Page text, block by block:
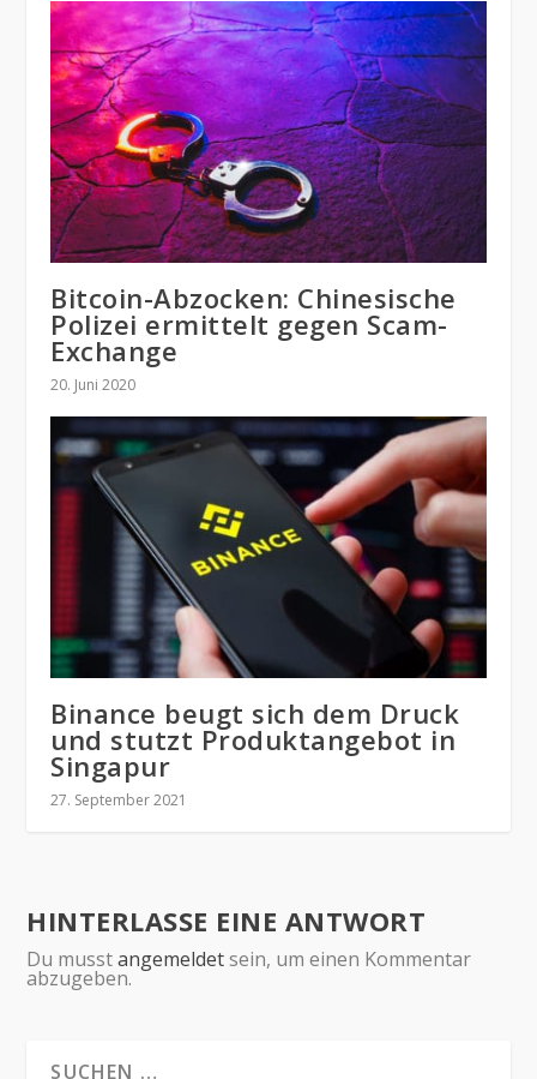
Bitcoin-Abzocken: Chinesische
Polizei ermittelt gegen Scam-
Exchange
20. Juni 2020
Binance beugt sich dem Druck
und stutzt Produktangebot in
Singapur
27. September 2021
HINTERLASSE EINE ANTWORT
Du musstangemeldetsein, um einen Kommentar
abzugeben.